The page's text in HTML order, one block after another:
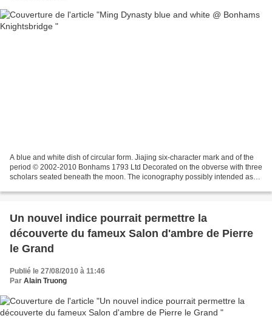
A blue and white dish of circular form. Jiajing six-character mark and of the
period © 2002-2010 Bonhams 1793 Ltd Decorated on the obverse with three
scholars seated beneath the moon. The iconography possibly intended as
Un nouvel indice pourrait permettre la
découverte du fameux Salon d'ambre de Pierre
le Grand
Publié le 27/08/2010 à 11:46
Par Alain Truong